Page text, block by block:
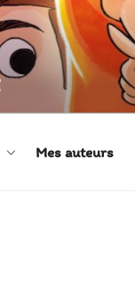
Mes auteurs